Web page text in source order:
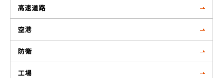
高速道路
空港
防衛
工場